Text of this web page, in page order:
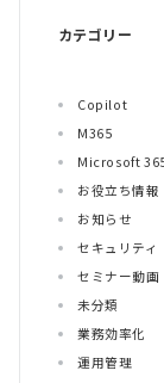
カテゴリー
Copilot
M365
Microsoft
お役立ち情報
お知らせ
セキュリティ
セミナー動画
未分類
業務効率化
運用管理